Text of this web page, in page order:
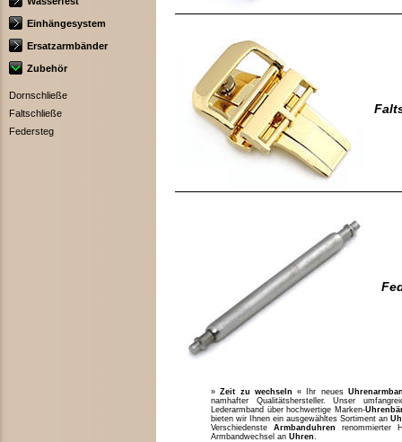
Einhängesystem
Ersatzarmbänder
Zubehör
Dornschließe
Faltschließe
Federsteg
»Zeit zu wechseln « Ihr neues
namhafter Qualitätshersteller. Unser
Lederarmband über hochwertige Marken-
bieten wir Ihnen ein ausgewähltes Sortiment an
Verschiedenste Armbanduhren renommierter
Armbandwechsel an Uhren.